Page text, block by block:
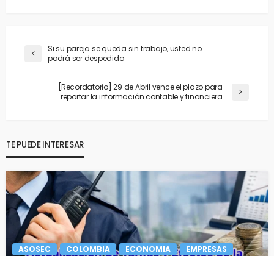
Si su pareja se queda sin trabajo, usted no
podrá ser despedido
[Recordatorio] 29 de Abril vence el plazo para
reportar la información contable y financiera
TE PUEDE INTERESAR
ASOSEC COLOMBIA ECONOMIA EMPRESAS